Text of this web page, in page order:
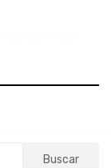
Buscar